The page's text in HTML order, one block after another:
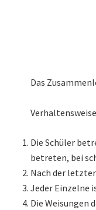
Das
Die Schüler
betreten, bei
Nach der
Jeder Einzelne
Die Weisungen